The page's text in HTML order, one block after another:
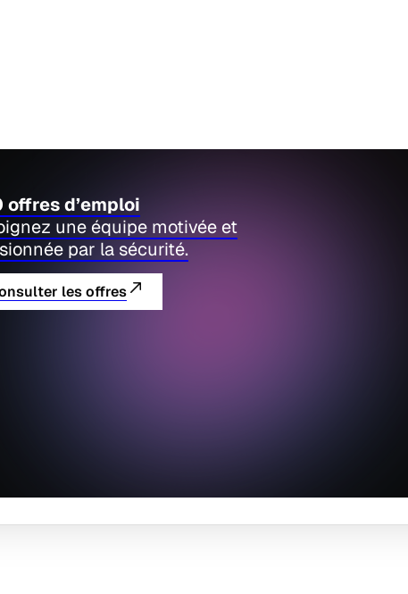
offres d’emploi
une équipe motivée et
par la sécurité.
les offres